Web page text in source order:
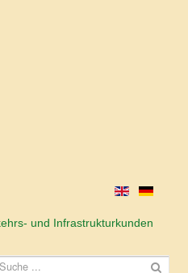
und Infrastrukturkunden